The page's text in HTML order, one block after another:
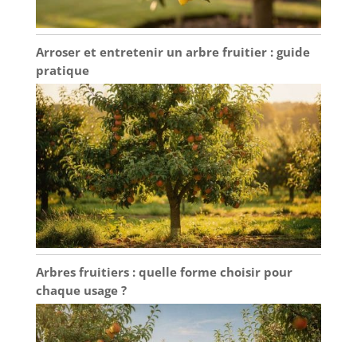
Arroser et entretenir un arbre fruitier : guide
pratique
Arbres fruitiers : quelle forme choisir pour
chaque usage ?